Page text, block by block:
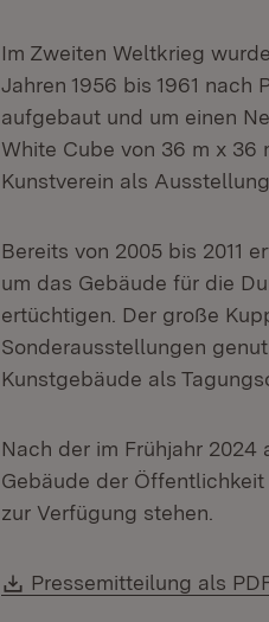
Im Zweiten Weltkrieg
Jahren 1956 bis 1961
aufgebaut und um einen
White Cube von 36 m x
Kunstverein als
Bereits von 2005 bis 2011
um das Gebäude für die
ertüchtigen. Der große
Sonderausstellungen
Kunstgebäude als
Nach der im Frühjahr
Gebäude der
zur Verfügung stehen.
Download:
Pressemitteilung als